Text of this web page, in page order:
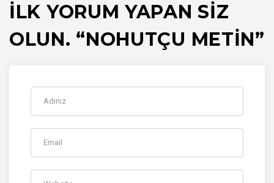
İLK YORUM YAPAN SIZ
OLUN. “NOHUTÇU METİN”